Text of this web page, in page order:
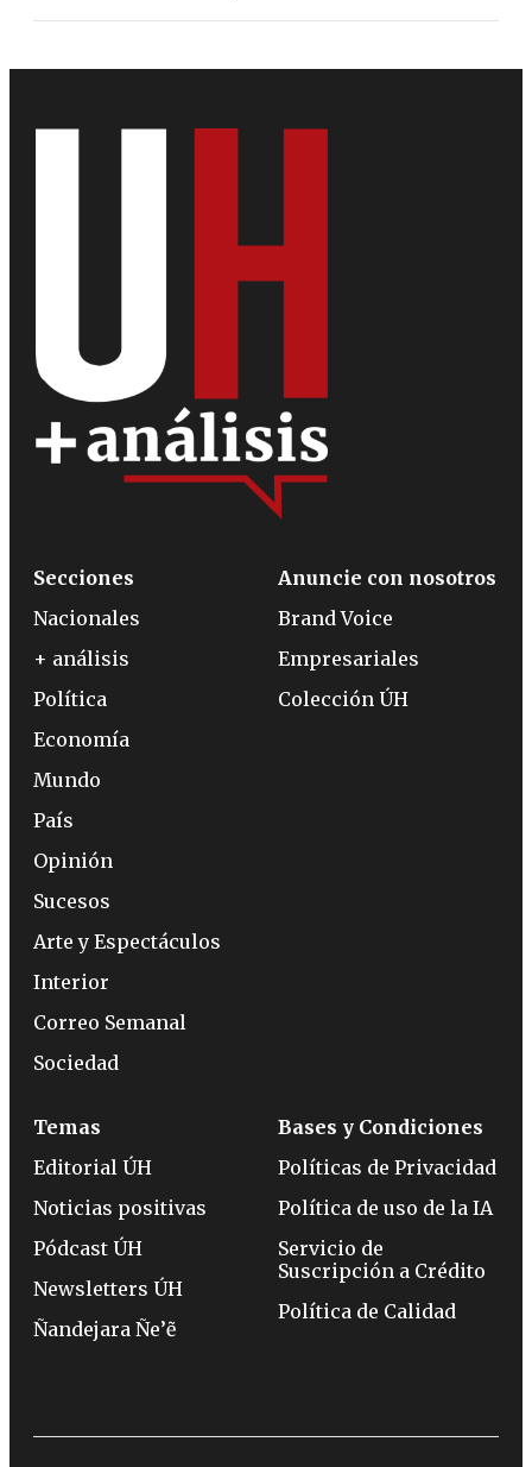
Secciones
Nacionales
+ análisis
Política
Economía
Mundo
País
Opinión
Sucesos
Arte y Espectáculos
Interior
Correo Semanal
Sociedad
Anuncie con nosotros
Brand Voice
Empresariales
Colección ÚH
Temas
Editorial ÚH
Noticias positivas
Pódcast ÚH
Newsletters ÚH
Ñandejara Ñe’ẽ
Bases y Condiciones
Políticas de Privacidad
Política de uso de la IA
Servicio de
Suscripción a Crédito
Política de Calidad